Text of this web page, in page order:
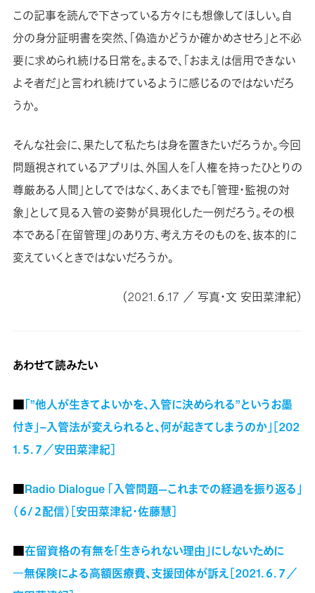
この記事を読んで下さっている方々にも想像してほしい。自
分の身分証明書を突然、「偽造かどうか確かめさせろ」と不必
要に求められ続ける日常を。まるで、「おまえは信用できない
よそ者だ」と言われ続けているように感じるのではないだろ
うか。
そんな社会に、果たして私たちは身を置きたいだろうか。今回
問題視されているアプリは、外国人を「人権を持ったひとりの
尊厳ある人間」としてではなく、あくまでも「管理・監視の対
象」として見る入管の姿勢が具現化した一例だろう。その根
本である「在留管理」のあり方、考え方そのものを、抜本的に
変えていくときではないだろうか。
（2021.６.17 ／ 写真・文 安田菜津紀）
あわせて読みたい
■「”他人が生きてよいかを、入管に決められる”というお墨
付き」−入管法が変えられると、何が起きてしまうのか」［202
1.５.７／安田菜津紀］
■Radio Dialogue 「入管問題—これまでの経過を振り返る」
（６/２配信）［安田菜津紀・佐藤慧］
■在留資格の有無を「生きられない理由」にしないために
―無保険による高額医療費、支援団体が訴え［2021.６.７／